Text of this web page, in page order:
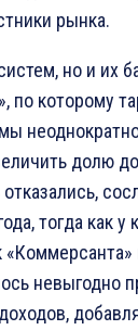
рынка.
но и их
по которому
долю
тогда как у
невыгодно